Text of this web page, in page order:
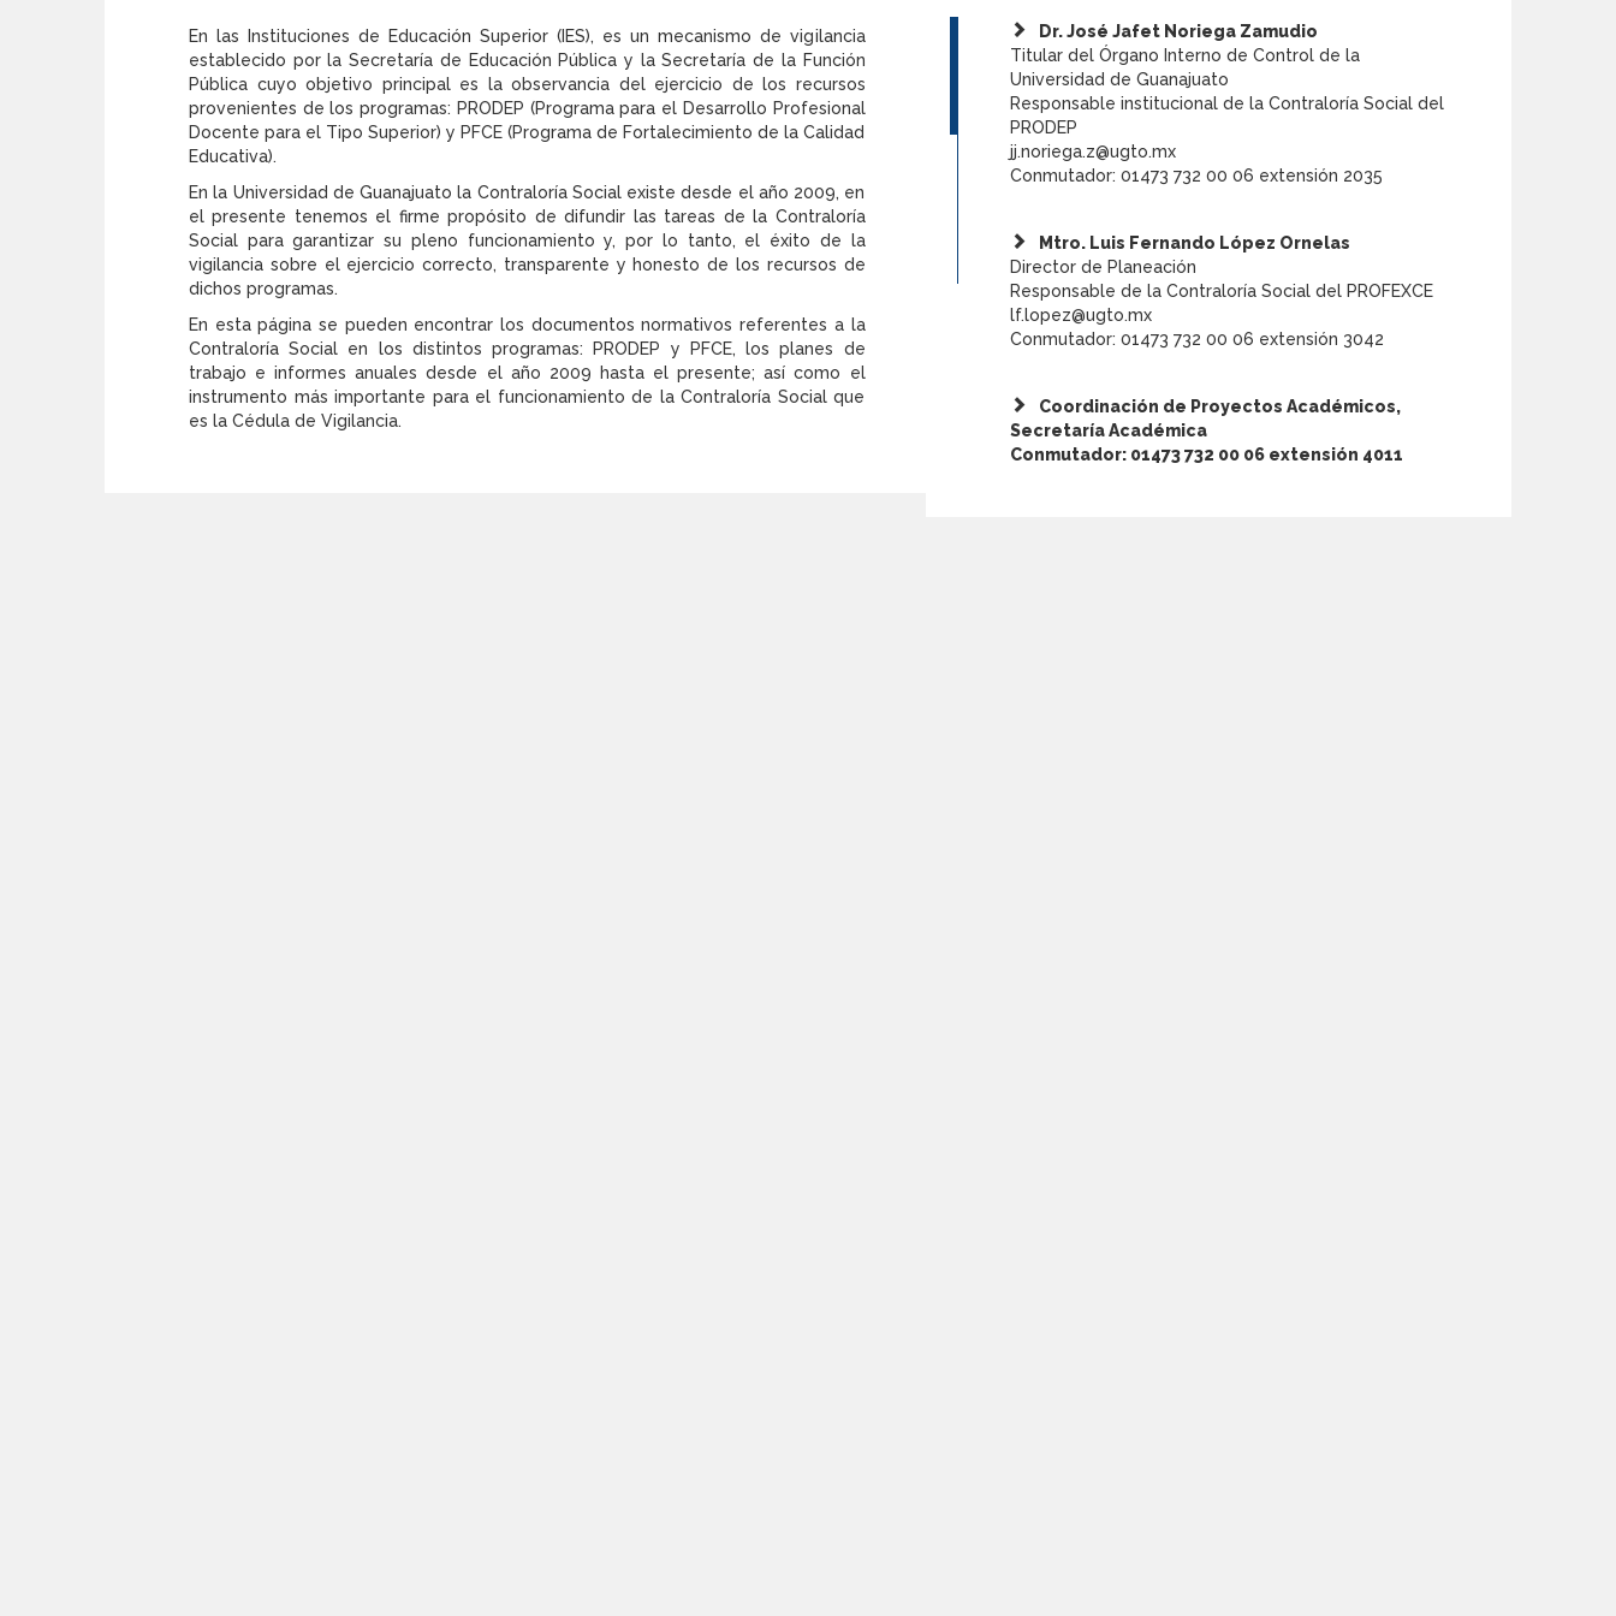
En las Instituciones de Educación Superior (IES), es un mecanismo de vigilancia
establecido por la Secretaría de Educación Pública y la Secretaría de la Función
Pública cuyo objetivo principal es la observancia del ejercicio de los recursos
provenientes de los programas: PRODEP (Programa para el Desarrollo Profesional
Docente para el Tipo Superior) y PFCE (Programa de Fortalecimiento de la Calidad
Educativa).
En la Universidad de Guanajuato la Contraloría Social existe desde el año 2009, en
el presente tenemos el firme propósito de difundir las tareas de la Contraloría
Social para garantizar su pleno funcionamiento y, por lo tanto, el éxito de la
vigilancia sobre el ejercicio correcto, transparente y honesto de los recursos de
dichos programas.
En esta página se pueden encontrar los documentos normativos referentes a la
Contraloría Social en los distintos programas: PRODEP y PFCE, los planes de
trabajo e informes anuales desde el año 2009 hasta el presente; así como el
instrumento más importante para el funcionamiento de la Contraloría Social que
es la Cédula de Vigilancia.
Dr. José Jafet Noriega Zamudio
Titular del Órgano Interno de Control de la
Universidad de Guanajuato
Responsable institucional de la Contraloría Social del
PRODEP
jj.noriega.z@ugto.mx
Conmutador: 01473 732 00 06 extensión 2035
Mtro. Luis Fernando López Ornelas
Director de Planeación
Responsable de la Contraloría Social del PROFEXCE
lf.lopez@ugto.mx
Conmutador: 01473 732 00 06 extensión 3042
Coordinación de Proyectos Académicos,
Secretaría Académica
Conmutador: 01473 732 00 06 extensión 4011